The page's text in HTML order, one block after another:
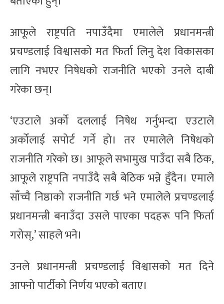
आफूले राष्ट्रपति नपाउँदैमा एमालेले प्रधानमन्त्री
प्रचण्डलाई विश्वासको मत फिर्ता लिनु देश विकासका
लागि नभएर निषेधको राजनीति भएको उनले दाबी
गरेका छन्।
‘एउटाले अर्को दललाई निषेध गर्नुभन्दा एउटाले
अर्कोलाई सपोर्ट गर्ने हो। तर एमालेले निषेधको
राजनीति गरेको छ। आफूले सभामुख पाउँदा सबै ठिक,
आफूले राष्ट्रपति नपाउँदै सबै बेठिक भन्ने हुँदैन। एमाले
साँच्चै निष्ठाको राजनीति गर्छ भने एमालेले प्रचण्डलाई
प्रधानमन्त्री बनाउँदा उसले पाएका पदहरू पनि फिर्ता
गरोस्,’ साहले भने।
उनले प्रधानमन्त्री प्रचण्डलाई विश्वासको मत दिने
आफ्नो पार्टीको निर्णय भएको बताए।